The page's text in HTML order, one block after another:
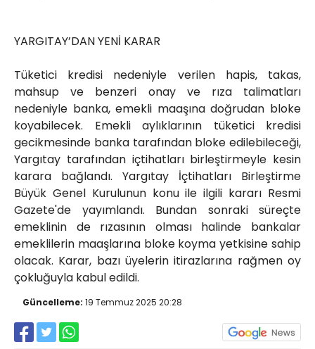
YARGITAY’DAN YENİ KARAR
Tüketici kredisi nedeniyle verilen hapis, takas,
mahsup ve benzeri onay ve rıza talimatları
nedeniyle banka, emekli maaşına doğrudan bloke
koyabilecek. Emekli aylıklarının tüketici kredisi
gecikmesinde banka tarafından bloke edilebileceği,
Yargıtay tarafından içtihatları birleştirmeyle kesin
karara bağlandı. Yargıtay İçtihatları Birleştirme
Büyük Genel Kurulunun konu ile ilgili kararı Resmi
Gazete'de yayımlandı. Bundan sonraki süreçte
emeklinin de rızasının olması halinde bankalar
emeklilerin maaşlarına bloke koyma yetkisine sahip
olacak. Karar, bazı üyelerin itirazlarına rağmen oy
çokluğuyla kabul edildi.
Güncelleme: 19 Temmuz 2025 20:28